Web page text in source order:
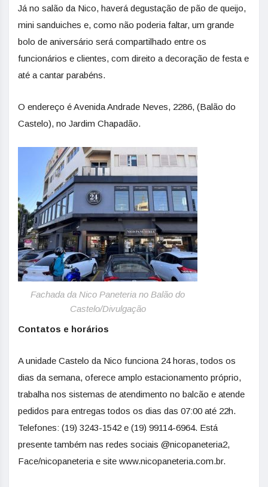
Já no salão da Nico, haverá degustação de pão de queijo,
mini sanduiches e, como não poderia faltar, um grande
bolo de aniversário será compartilhado entre os
funcionários e clientes, com direito a decoração de festa e
até a cantar parabéns.
O endereço é Avenida Andrade Neves, 2286, (Balão do
Castelo), no Jardim Chapadão.
Fachada da Nico Paneteria no Balão do
Castelo/Divulgação
Contatos e horários
A unidade Castelo da Nico funciona 24 horas, todos os
dias da semana, oferece amplo estacionamento próprio,
trabalha nos sistemas de atendimento no balcão e atende
pedidos para entregas todos os dias das 07:00 até 22h.
Telefones: (19) 3243-1542 e (19) 99114-6964. Está
presente também nas redes sociais @nicopaneteria2,
Face/nicopaneteria e site www.nicopaneteria.com.br.